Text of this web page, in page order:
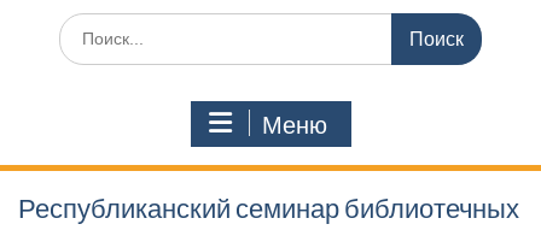
Поиск
по:
Меню
Республиканский семинар библиотечных